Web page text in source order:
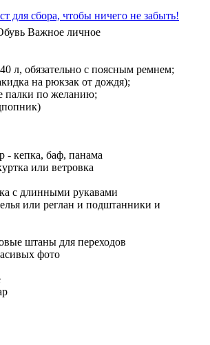
для сбора, чтобы ничего не забыть!
Важное личное
л, обязательно с поясным ремнем;
на рюкзак от дождя);
палки по желанию;
- кепка, баф, панама
или ветровка
с длинными рукавами
или реглан и подштанники и
штаны для переходов
фото